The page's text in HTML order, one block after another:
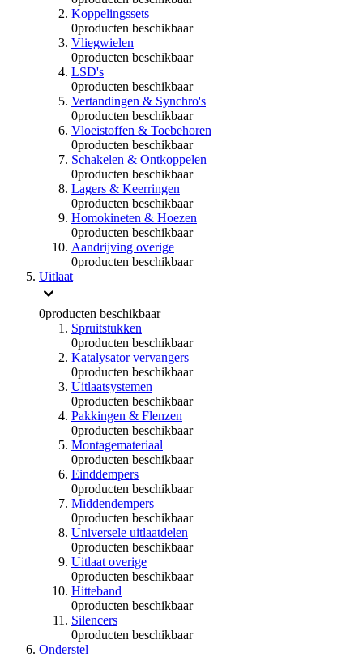
Koppelingssets
0producten beschikbaar
Vliegwielen
0producten beschikbaar
LSD's
0producten beschikbaar
Vertandingen & Synchro's
0producten beschikbaar
Vloeistoffen & Toebehoren
0producten beschikbaar
Schakelen & Ontkoppelen
0producten beschikbaar
Lagers & Keerringen
0producten beschikbaar
Homokineten & Hoezen
0producten beschikbaar
Aandrijving overige
0producten beschikbaar
Uitlaat
0producten beschikbaar
Spruitstukken
0producten beschikbaar
Katalysator vervangers
0producten beschikbaar
Uitlaatsystemen
0producten beschikbaar
Pakkingen & Flenzen
0producten beschikbaar
Montagemateriaal
0producten beschikbaar
Einddempers
0producten beschikbaar
Middendempers
0producten beschikbaar
Universele uitlaatdelen
0producten beschikbaar
Uitlaat overige
0producten beschikbaar
Hitteband
0producten beschikbaar
Silencers
0producten beschikbaar
Onderstel